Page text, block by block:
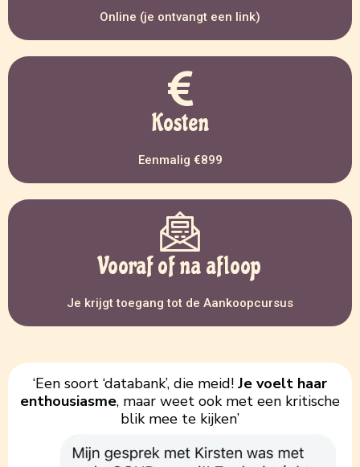
Online (je ontvangt een link)
Kosten
Eenmalig €899
Vooraf of na afloop
Je krijgt toegang tot de Aankoopcursus
‘Een soort ‘databank’, die meid! Je voelt haar
enthousiasme, maar weet ook met een kritische
blik mee te kijken’